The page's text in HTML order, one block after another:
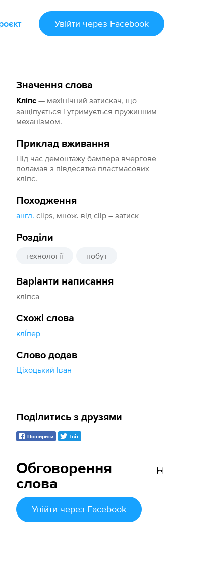
Увійти через Facebook
Значення слова
Кліпс — мехінічний затискач, що
защіпується і утримується пружинним
механізмом.
Приклад вживання
Під час демонтажу бампера вчергове
поламав з півдесятка пластмасових
кліпс.
Походження
англ. clips, множ. від clip – затиск
Розділи
технології побут
Варіанти написання
кліпса
Схожі слова
клі́пер
Слово додав
Ціхоцький Іван
Обговорення
слова
Увійти через Facebook
Поділитись з друзями
Поширити Твіт